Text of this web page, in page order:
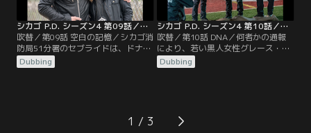
シカゴ P.D. シーズン4 第09話／吹替
吹替／第09話 空白の記憶／シカゴ消
防局51分署のセブライドは、ドナー
になる予定だったが移植手術が中止
となり、腹を立てて昼間からバーで
がアパートを訪ねて眠っていたセブ
ライドを起こして連行するが、彼に
Dubbing
シカゴ P.D. シーズン4 第10話／吹替
吹替／第10話 DNA／何者かの通報
により、若い黒人女性グレース・ジ
ョンソンの遺体が発見される。犯行
は別の場所で行われたらしい。現場
かされたバージェスは動揺する。
Dubbing
1